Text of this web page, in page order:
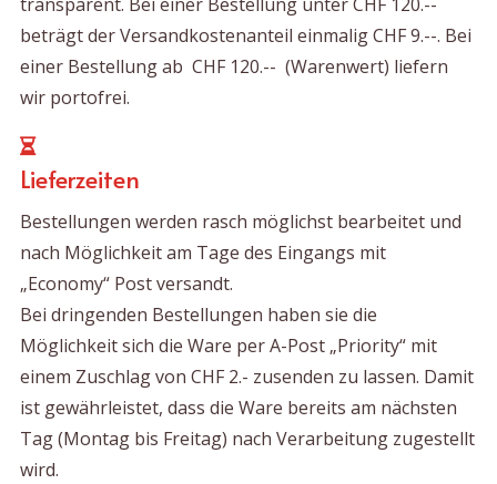
beträgt der Versandkostenanteil einmalig CHF 9.--. Bei
einer Bestellung ab CHF 120.-- (Warenwert) liefern
wir portofrei.
Lieferzeiten
Bestellungen werden rasch möglichst bearbeitet und
nach Möglichkeit am Tage des Eingangs mit
„Economy“ Post versandt.
Bei dringenden Bestellungen haben sie die
Möglichkeit sich die Ware per A-Post „Priority“ mit
einem Zuschlag von CHF 2.- zusenden zu lassen. Damit
ist gewährleistet, dass die Ware bereits am nächsten
Tag (Montag bis Freitag) nach Verarbeitung zugestellt
wird.